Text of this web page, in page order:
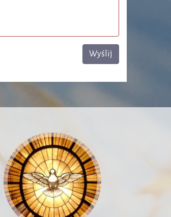
Wyślij